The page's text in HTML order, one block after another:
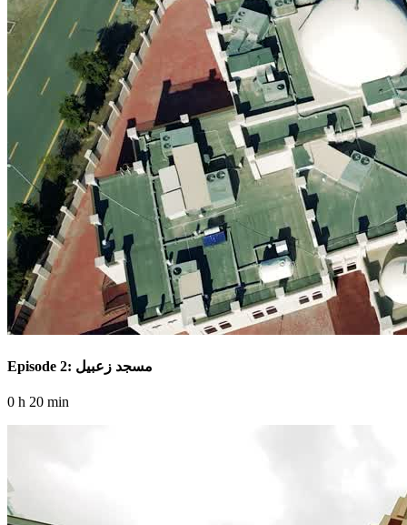
Episode 2: مسجد زعبيل
0 h 20 min